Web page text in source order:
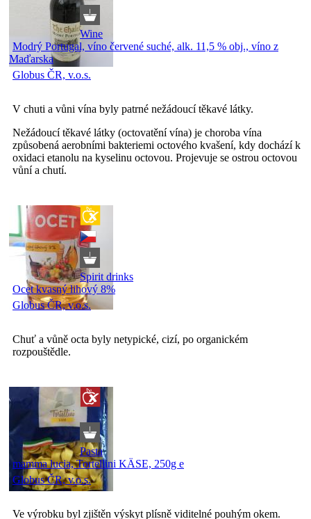
Wine
Modrý Portugal, víno červené suché, alk. 11,5 % obj., víno z
Maďarska
Globus ČR, v.o.s.
V chuti a vůni vína byly patrné nežádoucí těkavé látky.
Nežádoucí těkavé látky (octovatění vína) je choroba vína
způsobená aerobními bakteriemi octového kvašení, kdy dochází k
oxidaci etanolu na kyselinu octovou. Projevuje se ostrou octovou
vůní a chutí.
Spirit drinks
Ocet kvasný lihový 8%
Globus ČR, v.o.s.
Chuť a vůně octa byly netypické, cizí, po organickém
rozpouštědle.
Pasta
mamma lucia, Tortellini KÄSE, 250g e
Globus ČR, v.o.s.
Ve výrobku byl zjištěn výskyt plísně viditelné pouhým okem.